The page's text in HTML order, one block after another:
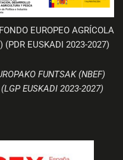
EUROPEO AGRÍCOLA
(PDR EUSKADI 2023-2027)
FUNTSAK (NBEF)
EUSKADI 2023-2027)